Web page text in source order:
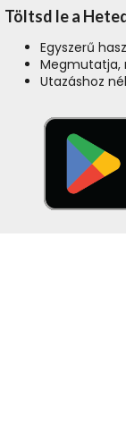
Töltsd le a
Egyszerű
Megmutatja,
Utazáshoz